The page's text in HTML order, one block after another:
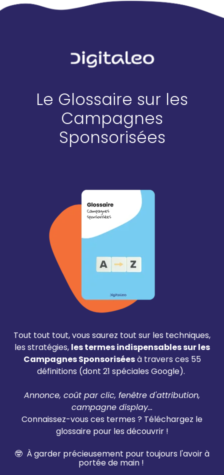
Le Glossaire sur les
Campagnes
Sponsorisées
Tout tout tout, vous saurez tout sur les techniques,
les stratégies, les termes indispensables sur les
Campagnes Sponsoriséesà travers ces 55
définitions (dont 21 spéciales Google).
Annonce, coût par clic, fenêtre d'attribution,
campagne display...
Connaissez-vous ces termes ? Téléchargez le
glossaire pour les découvrir !
🤓 À garder précieusement pour toujours l'avoir à
portée de main !